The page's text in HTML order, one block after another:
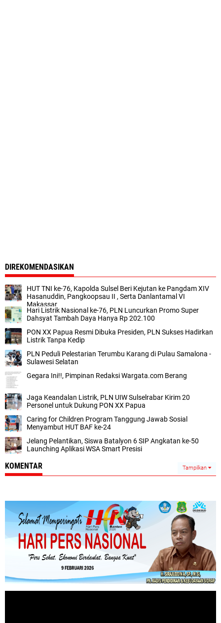
DIREKOMENDASIKAN
HUT TNI ke-76, Kapolda Sulsel Beri Kejutan ke Pangdam XIV
Hasanuddin, Pangkoopsau II , Serta Danlantamal VI
Makassar
Hari Listrik Nasional ke-76, PLN Luncurkan Promo Super
Dahsyat Tambah Daya Hanya Rp 202.100
PON XX Papua Resmi Dibuka Presiden, PLN Sukses Hadirkan
Listrik Tanpa Kedip
PLN Peduli Pelestarian Terumbu Karang di Pulau Samalona -
Sulawesi Selatan
Gegara Ini!!, Pimpinan Redaksi Wargata.com Berang
Jaga Keandalan Listrik, PLN UIW Sulselrabar Kirim 20
Personel untuk Dukung PON XX Papua
Caring for Children Program Tanggung Jawab Sosial
Menyambut HUT BAF ke-24
Jelang Pelantikan, Siswa Batalyon 6 SIP Angkatan ke-50
Launching Aplikasi WSA Smart Presisi
KOMENTAR Tampilkan